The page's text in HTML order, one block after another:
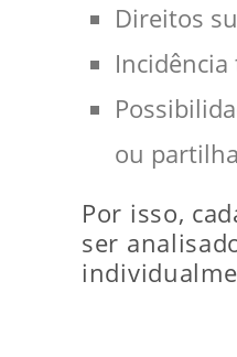
Direitos
ou
Por isso,
ser